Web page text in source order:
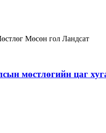
Мөсөн гол Ландсат
мөстлөгийн цаг